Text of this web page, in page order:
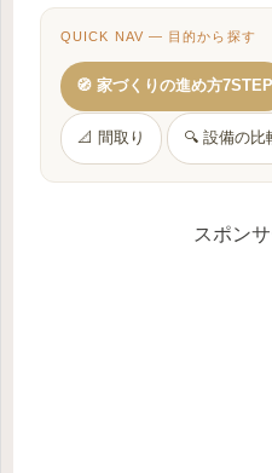
QUICK NAV — 目的から探す
🧭 家づくりの進め方7STEP
📐 間取り 🔍 設備の比
スポン